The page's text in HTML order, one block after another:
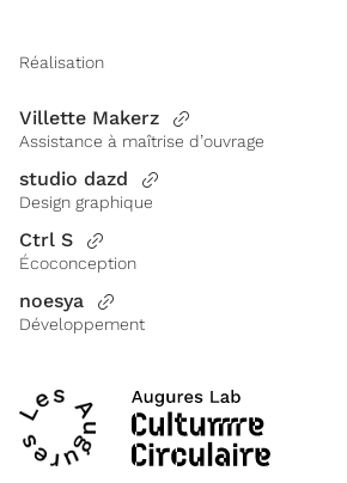
Réalisation
Villette Makerz
Assistance à maîtrise d’ouvrage
studio dazd
Design graphique
Ctrl S
Écoconception
noesya
Développement